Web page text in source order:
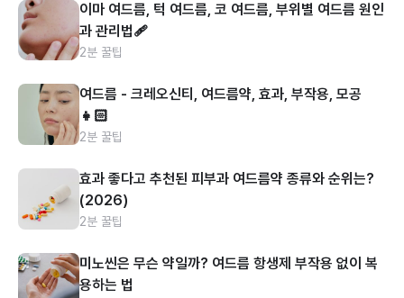
이마 여드름, 턱 여드름, 코 여드름, 부위별 여드름 원인
과 관리법🩹
2분 꿀팁
여드름 - 크레오신티, 여드름약, 효과, 부작용, 모공
👧🏻
2분 꿀팁
효과 좋다고 추천된 피부과 여드름약 종류와 순위는?
(2026)
2분 꿀팁
미노씬은 무슨 약일까? 여드름 항생제 부작용 없이 복
용하는 법